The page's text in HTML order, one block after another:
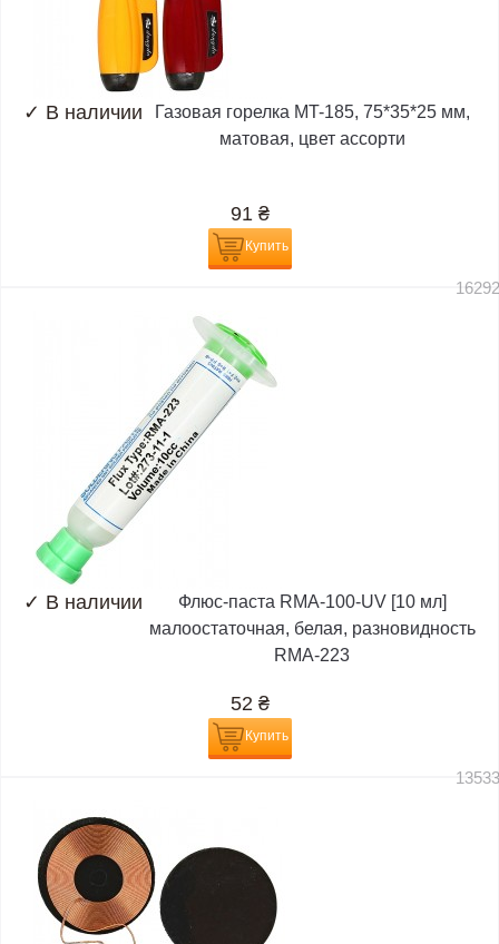
✓ В наличии
Газовая горелка MT-185, 75*35*25 мм,
матовая, цвет ассорти
91 ₴
Купить
✓ В наличии
Флюс-паста RMA-100-UV [10 мл]
малоостаточная, белая, разновидность
RMA-223
52 ₴
Купить